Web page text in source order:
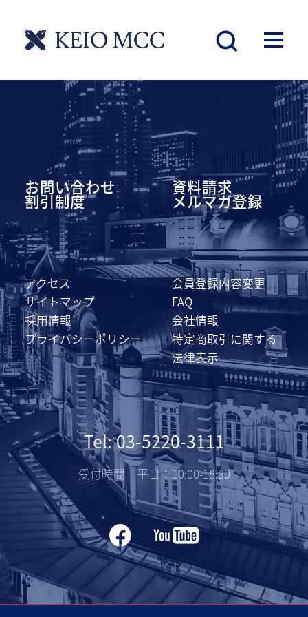
お問い合わせ 資料請求
割引制度 メルマガ登録
アクセス
会員登録内容変更
サイトマップ
FAQ
採用情報
会社情報
プライバシーポリシー
特定商取引に関する
法律表示
Tel: 03-5220-3111
受付時間 平日：10:00-18:30